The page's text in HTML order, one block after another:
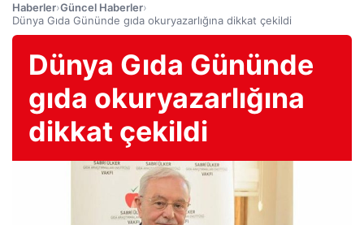
Haberler›Güncel Haberler›
Dünya Gıda Gününde gıda okuryazarlığına dikkat çekildi
Dünya Gıda Gününde
gıda okuryazarlığına
dikkat çekildi